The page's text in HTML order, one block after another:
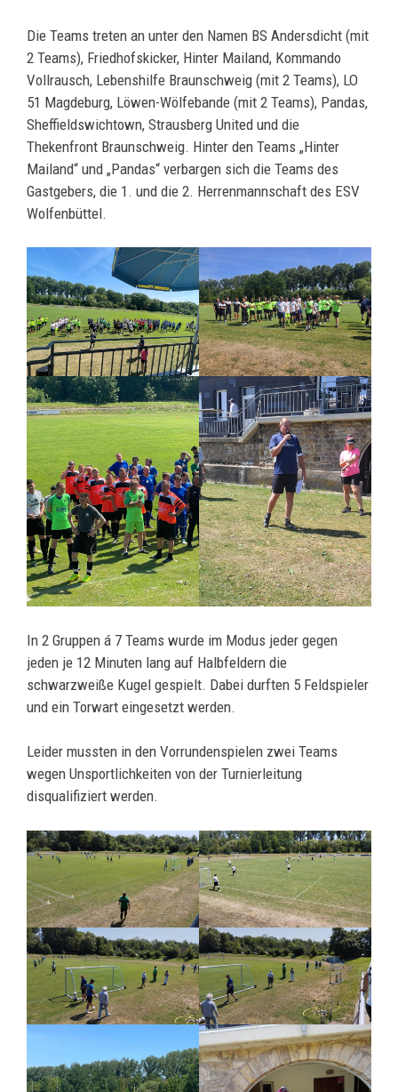
Die Teams treten an unter den Namen BS Andersdicht (mit
2 Teams), Friedhofskicker, Hinter Mailand, Kommando
Vollrausch, Lebenshilfe Braunschweig (mit 2 Teams), LO
51 Magdeburg, Löwen-Wölfebande (mit 2 Teams), Pandas,
Sheffieldswichtown, Strausberg United und die
Thekenfront Braunschweig. Hinter den Teams „Hinter
Mailand“ und „Pandas“ verbargen sich die Teams des
Gastgebers, die 1. und die 2. Herrenmannschaft des ESV
Wolfenbüttel.
In 2 Gruppen á 7 Teams wurde im Modus jeder gegen
jeden je 12 Minuten lang auf Halbfeldern die
schwarzweiße Kugel gespielt. Dabei durften 5 Feldspieler
und ein Torwart eingesetzt werden.
Leider mussten in den Vorrundenspielen zwei Teams
wegen Unsportlichkeiten von der Turnierleitung
disqualifiziert werden.